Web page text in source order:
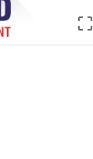
